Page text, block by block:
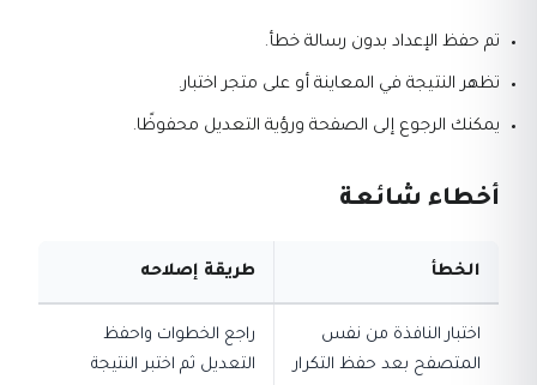
تم حفظ الإعداد بدون رسالة خطأ.
تظهر النتيجة في المعاينة أو على متجر اختبار.
يمكنك الرجوع إلى الصفحة ورؤية التعديل محفوظًا.
أخطاء شائعة
الخطأ طريقة إصلاحه
اختبار النافذة من نفس
المتصفح بعد حفظ التكرار
راجع الخطوات واحفظ
التعديل ثم اختبر النتيجة